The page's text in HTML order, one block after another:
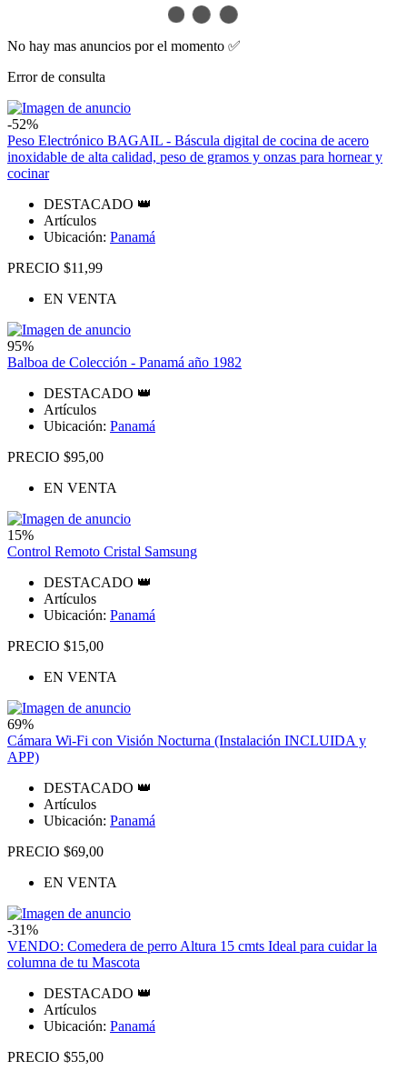
No hay mas anuncios por el momento ✅
Error de consulta
-52%
Peso Electrónico BAGAIL - Báscula digital de cocina de acero
inoxidable de alta calidad, peso de gramos y onzas para hornear y
cocinar
DESTACADO 👑
Artículos
Ubicación: Panamá
PRECIO $11,99
EN VENTA
95%
Balboa de Colección - Panamá año 1982
DESTACADO 👑
Artículos
Ubicación: Panamá
PRECIO $95,00
EN VENTA
15%
Control Remoto Cristal Samsung
DESTACADO 👑
Artículos
Ubicación: Panamá
PRECIO $15,00
EN VENTA
69%
Cámara Wi-Fi con Visión Nocturna (Instalación INCLUIDA y
APP)
DESTACADO 👑
Artículos
Ubicación: Panamá
PRECIO $69,00
EN VENTA
-31%
VENDO: Comedera de perro Altura 15 cmts Ideal para cuidar la
columna de tu Mascota
DESTACADO 👑
Artículos
Ubicación: Panamá
PRECIO $55,00